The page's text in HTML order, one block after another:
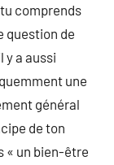
comprends
question de
y a aussi
une
général
de ton
« un bien-être